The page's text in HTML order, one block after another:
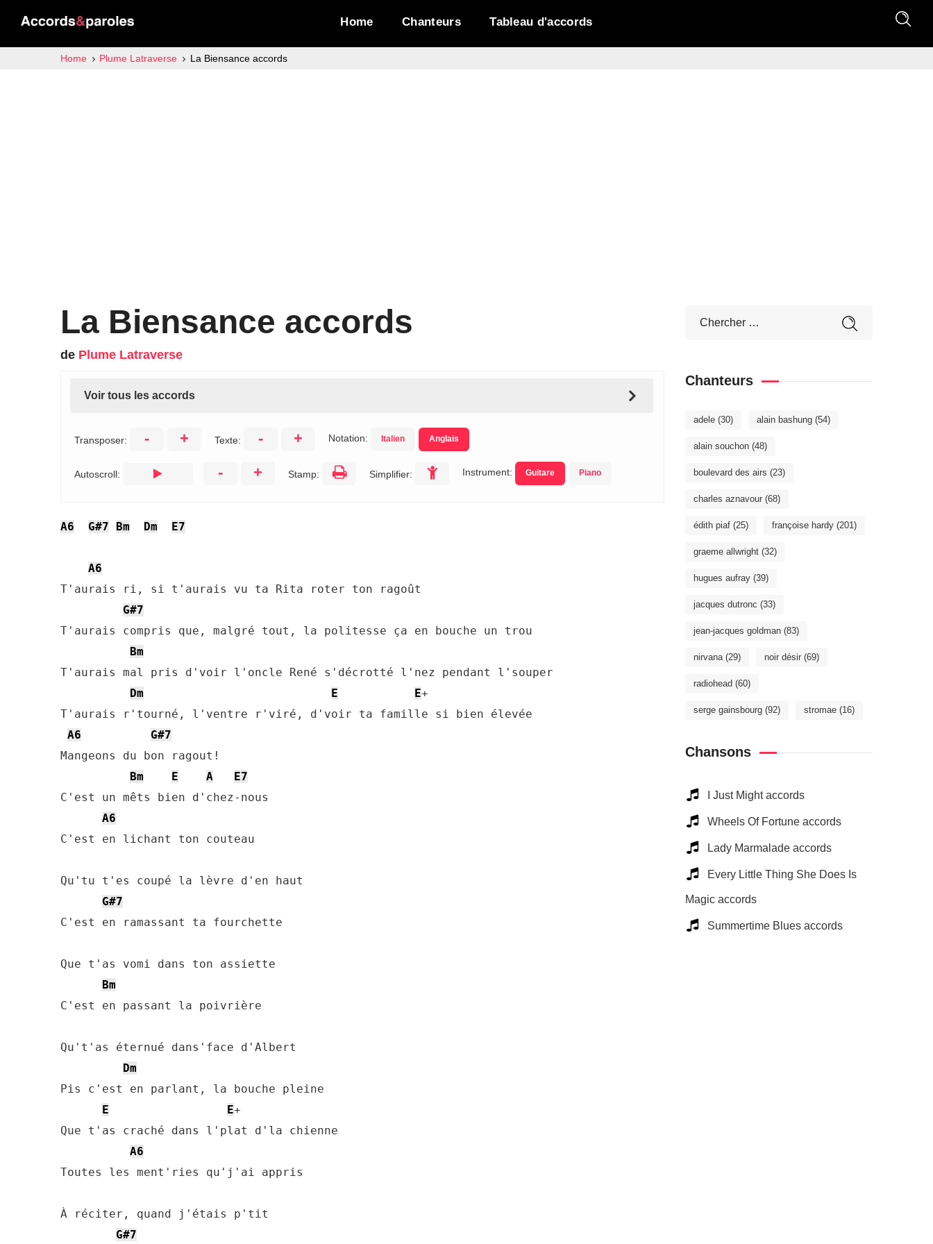
Home Chanteurs Tableau d'accords
Home Plume Latraverse La Biensance accords
La Biensance accords
de Plume Latraverse
Voir tous les accords
Transposer: - + Texte: - + Notation: Italien Anglais
Autoscroll: - + Stamp: Simplifier: Instrument: Guitare Piano
A6 G#7 Bm Dm E7
A6
T'aurais ri, si t'aurais vu ta Rita roter ton ragoût
G#7
T'aurais compris que, malgré tout, la politesse ça en bouche un trou
Bm
T'aurais mal pris d'voir l'oncle René s'décrotté l'nez pendant l'souper
Dm
E E+
T'aurais r'tourné, l'ventre r'viré, d'voir ta famille si bien élevée
A6
G#7
Mangeons du bon ragout!
Bm
E A
E7
C'est un mêts bien d'chez-nous
A6
C'est en lichant ton couteau
Qu'tu t'es coupé la lèvre d'en haut
G#7
C'est en ramassant ta fourchette
Que t'as vomi dans ton assiette
Bm
C'est en passant la poivrière
Qu't'as éternué dans'face d'Albert
Dm
Pis c'est en parlant, la bouche pleine
E
E+
Que t'as craché dans l'plat d'la chienne
A6
Toutes les ment'ries qu'j'ai appris
À réciter, quand j'étais p'tit
G#7
Chanteurs
adele (30) alain bashung (54)
alain souchon (48)
boulevard des airs (23)
charles aznavour (68)
édith piaf (25) françoise hardy (201)
graeme allwright (32)
hugues aufray (39)
jacques dutronc (33)
jean-jacques goldman (83)
nirvana(29) noir désir (69)
radiohead (60)
serge gainsbourg (92) stromae (16)
Chansons
I Just Might accords
Wheels Of Fortune accords
Lady Marmalade accords
Every Little Thing She Does Is
Magic accords
Summertime Blues accords